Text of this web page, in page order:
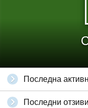
Последна
Последни отзиви